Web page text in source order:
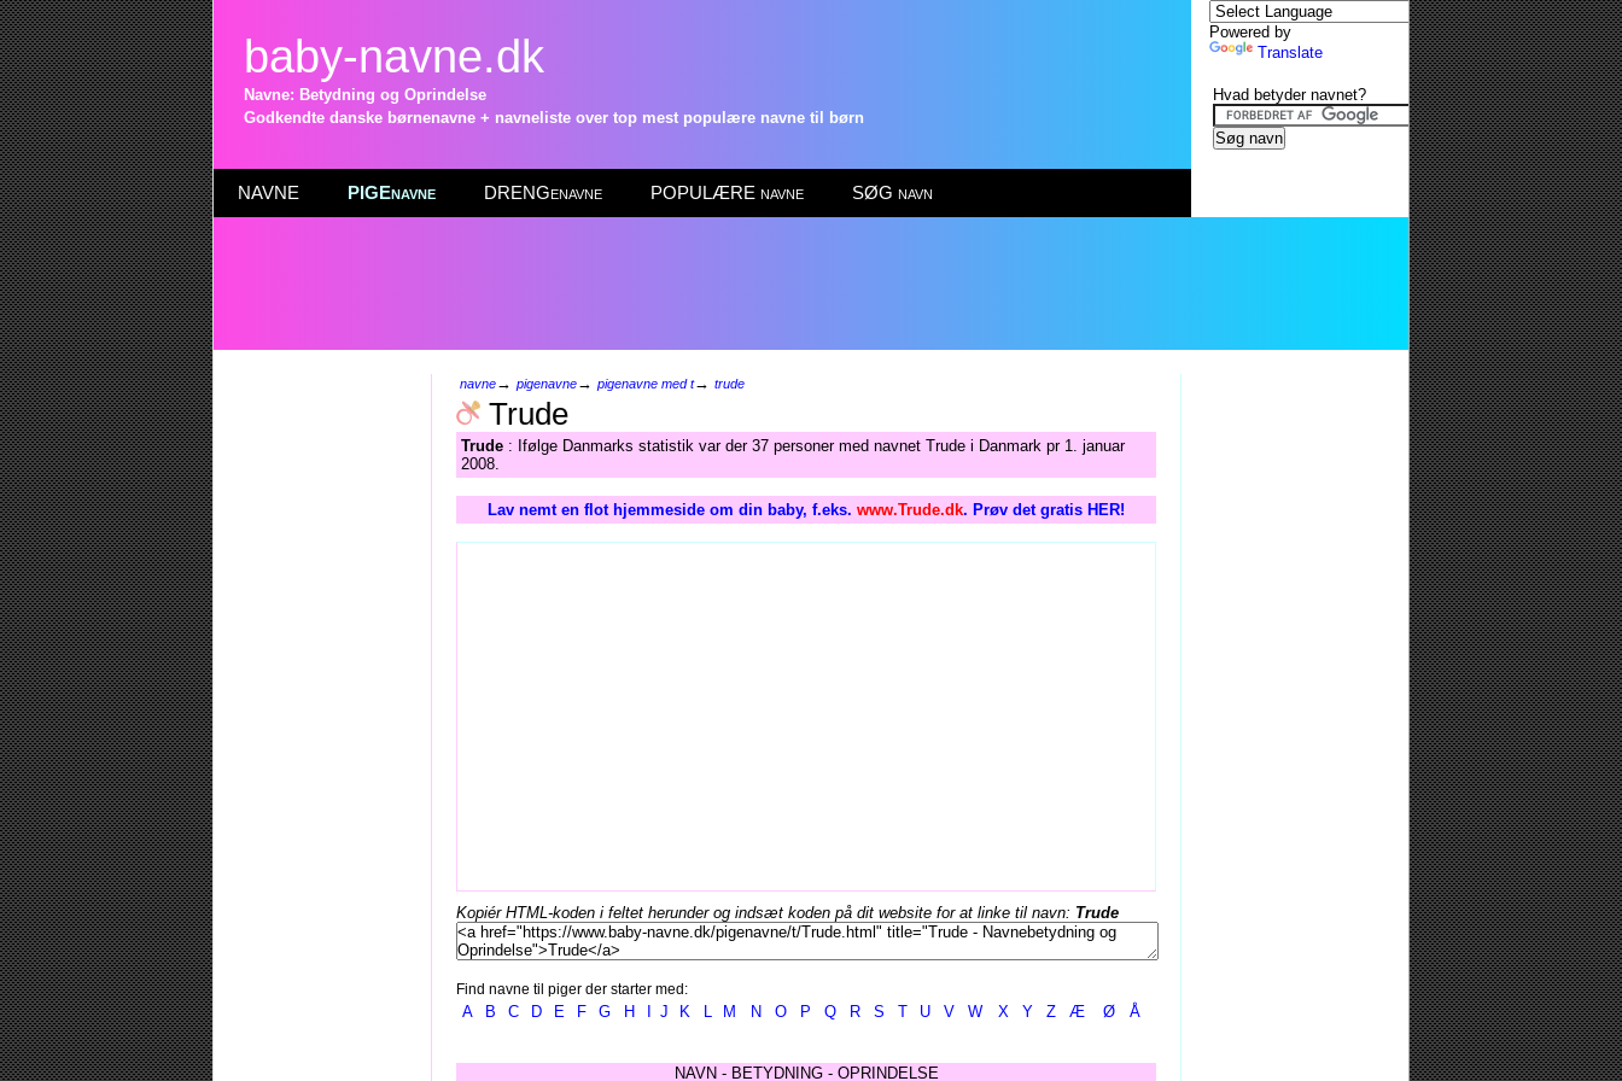
baby-navne.dk
Navne: Betydning og Oprindelse
Godkendte danske børnenavne + navneliste over top mest populære navne til børn
NAVNE PIGEnavne DRENGenavne POPULÆRE navne SØG navn
navne→ pigenavne→ pigenavne med t→ trude
Trude
Trude : Ifølge Danmarks statistik var der 37 personer med navnet Trude i Danmark pr 1. januar
2008.
Lav nemt en flot hjemmeside om din baby, f.eks. www.Trude.dk. Prøv det gratis HER!
Kopiér HTML-koden i feltet herunder og indsæt koden på dit website for at linke til navn: Trude
Find navne til piger der starter med:
A B C D E F G H J K L M N O P Q R S T U V W X Y Z Æ Ø Å
NAVN - BETYDNING - OPRINDELSE
Powered by
Translate
Hvad betyder navnet?